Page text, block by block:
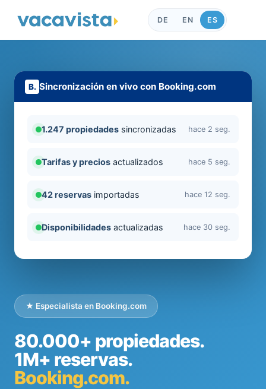
DE EN ES
★ Especialista en Booking.com
80.000+ propiedades.
1M+ reservas.
Booking.com.
Sincronización en vivo con Booking.com
1.247 propiedades sincronizadas hace 2 seg.
Tarifas y precios actualizados hace 5 seg.
42 reservas importadas hace 12 seg.
Disponibilidades actualizadas hace 30 seg.